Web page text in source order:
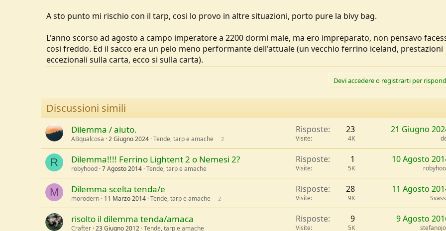
A sto punto mi rischio con il tarp, cosi lo provo in altre situazioni, porto pure la bivy bag.
L'anno scorso ad agosto a campo imperatore a 2200 dormi male, ma ero impreparato, non pensavo
cosi freddo. Ed il sacco era un pelo meno performante dell'attuale (un vecchio ferrino iceland, prestazioni
eccezionali sulla carta, ecco si sulla carta).
Devi accedere o registrarti per
Discussioni simili
Dilemma / aiuto.
ABqualcosa 2 Giugno 2024 Tende, tarp e amache 2
Risposte 23
Visite 4K
21 Giugno
R Dilemma!!!! Ferrino Lightent 2 o Nemesi 2?
robyhood 7 Agosto 2014 Tende, tarp e amache
Risposte 1
Visite 5K
10 Agosto
M Dilemma scelta tenda/e
moroderri 11 Marzo 2014 Tende, tarp e amache 2
Risposte 28
Visite 9K
11 Agosto
risolto il dilemma tenda/amaca
Crafter 23 Giugno 2012 Tende, tarp e amache
Risposte 9
Visite 5K
9 Agosto